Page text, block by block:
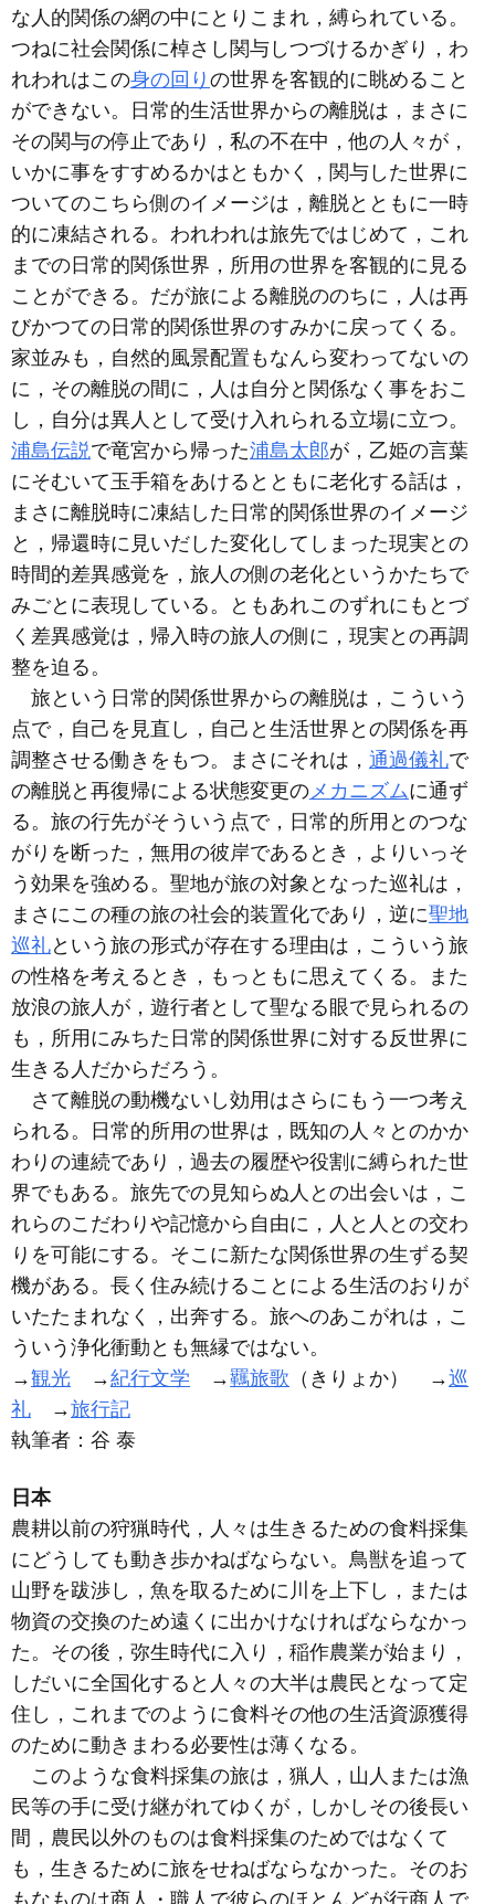
な人的関係の網の中にとりこまれ，縛られている。
つねに社会関係に棹さし関与しつづけるかぎり，わ
れわれはこの身の回り の世界を客観的に眺めること
ができない。日常的生活世界からの離脱は，まさに
その関与の停止であり，私の不在中，他の人々が，
いかに事をすすめるかはともかく，関与した世界に
ついてのこちら側のイメージは，離脱とともに一時
的に凍結される。われわれは旅先ではじめて，これ
までの日常的関係世界，所用の世界を客観的に見る
ことができる。だが旅による離脱ののちに，人は再
びかつての日常的関係世界のすみかに戻ってくる。
家並みも，自然的風景配置もなんら変わってないの
に，その離脱の間に，人は自分と関係なく事をおこ
し，自分は異人として受け入れられる立場に立つ。
浦島伝説で竜宮から帰った浦島太郎が，乙姫の言葉
にそむいて玉手箱をあけるとともに老化する話は，
まさに離脱時に凍結した日常的関係世界のイメージ
と，帰還時に見いだした変化してしまった現実との
時間的差異感覚を，旅人の側の老化というかたちで
みごとに表現している。ともあれこのずれにもとづ
く差異感覚は，帰入時の旅人の側に，現実との再調
整を迫る。
旅という日常的関係世界からの離脱は，こういう
点で，自己を見直し，自己と生活世界との関係を再
調整させる働きをもつ。まさにそれは， 通過儀礼で
の離脱と再復帰による状態変更のメカニズムに通ず
る。旅の行先がそういう点で，日常的所用とのつな
がりを断った，無用の彼岸であるとき，よりいっそ
う効果を強める。聖地が旅の対象となった巡礼は，
まさにこの種の旅の社会的装置化であり，逆に聖地
巡礼という旅の形式が存在する理由は，こういう旅
の性格を考えるとき，もっともに思えてくる。また
放浪の旅人が，遊行者として聖なる眼で見られるの
も，所用にみちた日常的関係世界に対する反世界に
生きる人だからだろう。
さて離脱の動機ないし効用はさらにもう一つ考え
られる。日常的所用の世界は，既知の人々とのかか
わりの連続であり，過去の履歴や役割に縛られた世
界でもある。旅先での見知らぬ人との出会いは，こ
れらのこだわりや記憶から自由に，人と人との交わ
りを可能にする。そこに新たな関係世界の生ずる契
機がある。長く住み続けることによる生活のおりが
いたたまれなく，出奔する。旅へのあこがれは，こ
ういう浄化衝動とも無縁ではない。
→観光 →紀行文学 →羈旅歌 （きりょか） →巡
礼 →旅行記
執筆者： 谷 泰
日本
農耕以前の狩猟時代，人々は生きるための食料採集
にどうしても動き歩かねばならない。鳥獣を追って
山野を跋渉し，魚を取るために川を上下し，または
物資の交換のため遠くに出かけなければならなかっ
た。その後，弥生時代に入り，稲作農業が始まり，
しだいに全国化すると人々の大半は農民となって定
住し，これまでのように食料その他の生活資源獲得
のために動きまわる必要性は薄くなる。
このような食料採集の旅は，猟人，山人または漁
民等の手に受け継がれてゆくが，しかしその後長い
間，農民以外のものは食料採集のためではなくて
も，生きるために旅をせねばならなかった。そのお